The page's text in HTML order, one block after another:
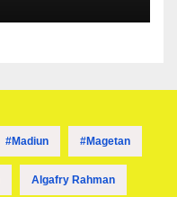
#madiun #magetan
Algafry Rahman